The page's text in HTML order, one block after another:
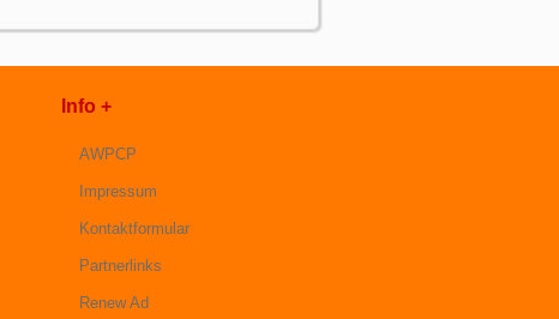
Info +
AWPCP
Impressum
Kontaktformular
Partnerlinks
Renew Ad